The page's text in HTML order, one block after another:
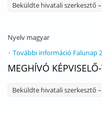
Beküldte hivatali szerkesztő
Nyelv magyar
További információ Falunap
MEGHÍVÓ
Beküldte hivatali szerkesztő